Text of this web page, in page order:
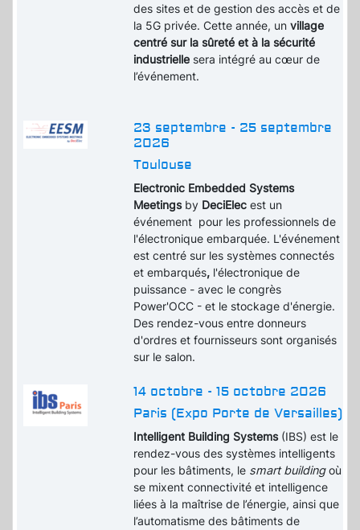
des sites et de gestion des accès et de
la 5G privée. Cette année, unvillage
centré sur la sûreté et à la sécurité
industrielle sera intégré au cœur de
l’événement.
23 septembre - 25 septembre
2026
Toulouse
Electronic Embedded Systems
Meetingsby DeciElecest un
événement pour les professionnels de
l'électronique embarquée. L'événement
est centré sur les systèmes connectés
et embarqués, l'électronique de
puissance - avec le congrès
Power'OCC - et le stockage d'énergie.
Des rendez-vous entre donneurs
d'ordres et fournisseurs sont organisés
sur le salon.
14 octobre - 15 octobre 2026
Paris (Expo Porte de Versailles)
Intelligent Building Systems(IBS) est le
rendez-vous des systèmes intelligents
pour les bâtiments, le smart buildingoù
se mixent connectivité et intelligence
liées à la maîtrise de l’énergie, ainsi que
l’automatisme des bâtiments de